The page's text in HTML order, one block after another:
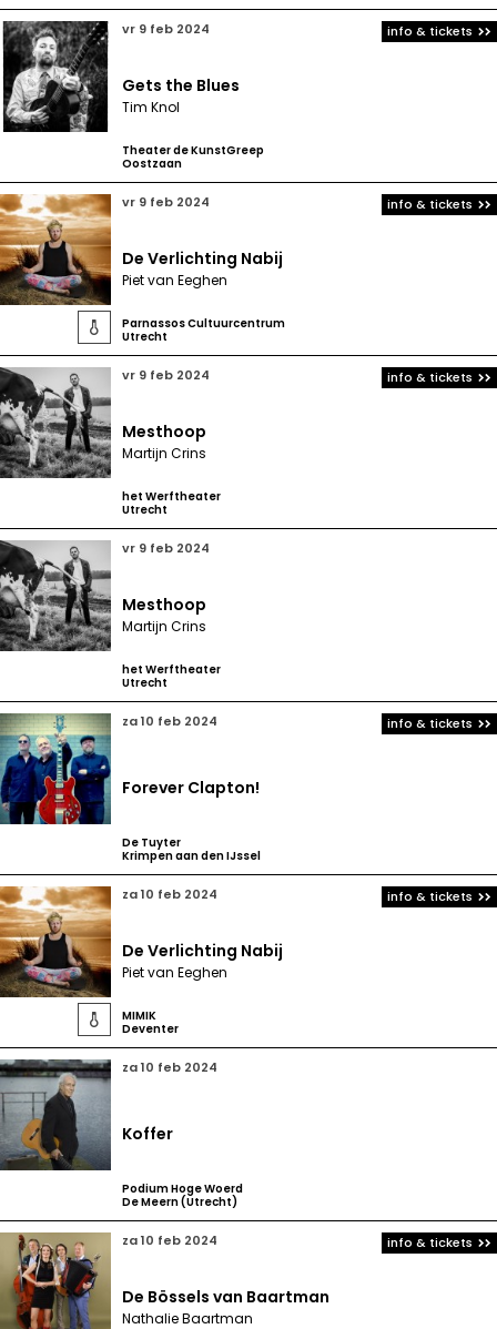
vr 9 feb 2024
Gets the Blues
Tim Knol
Theater de KunstGreep
Oostzaan
info & tickets

vr 9 feb 2024
De Verlichting Nabij
Piet van Eeghen
Parnassos Cultuurcentrum
Utrecht
info & tickets
vr 9 feb 2024
Mesthoop
Martijn Crins
het Werftheater
Utrecht
info & tickets
vr 9 feb 2024
Mesthoop
Martijn Crins
het Werftheater
Utrecht
za 10 feb 2024
Forever Clapton!
De Tuyter
Krimpen aan den IJssel
info & tickets

za 10 feb 2024
De Verlichting Nabij
Piet van Eeghen
MIMIK
Deventer
info & tickets
za 10 feb 2024
Koffer
Podium Hoge Woerd
De Meern (Utrecht)
za 10 feb 2024
De Bössels van Baartman
Nathalie Baartman
info & tickets